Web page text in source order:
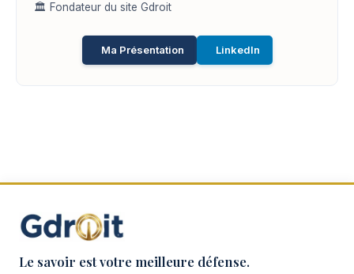
🏛️ Fondateur du site Gdroit
Ma Présentation LinkedIn
Le savoir est votre meilleure défense.